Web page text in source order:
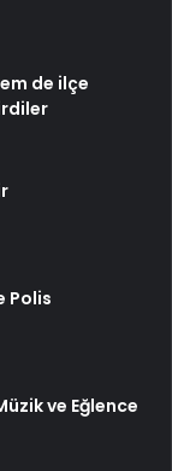
de ilçe
Polis
ve Eğlence